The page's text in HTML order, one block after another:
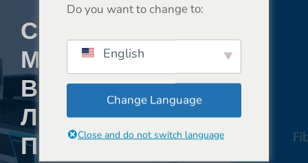
Станок Для Резки
Металла С
Волоконным
Лазером: Анализ
Преимуществ
Do you want to change to:
English
Change Language
Close and do not switch language